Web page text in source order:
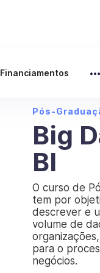
Financiamentos
Pós-
Big
BI
O curso de
tem por
descrever e
volume de
para o
negócios.